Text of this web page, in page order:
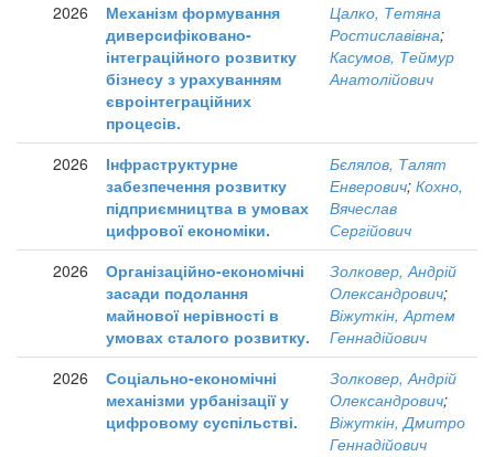
2026
Механізм формування
диверсифіковано-
інтеграційного розвитку
бізнесу з урахуванням
євроінтеграційних
процесів.
Цалко, Тетяна
Ростиславівна;
Касумов, Теймур
Анатолійович
2026
Інфраструктурне
забезпечення розвитку
підприємництва в умовах
цифрової економіки.
Бєлялов, Талят
Енверович; Кохно,
Вячеслав
Сергійович
2026
Організаційно-економічні
засади подолання
майнової нерівності в
умовах сталого розвитку.
Золковер, Андрій
Олександрович;
Віжуткін, Артем
Геннадійович
2026
Соціально-економічні
механізми урбанізації у
цифровому суспільстві.
Золковер, Андрій
Олександрович;
Віжуткін, Дмитро
Геннадійович